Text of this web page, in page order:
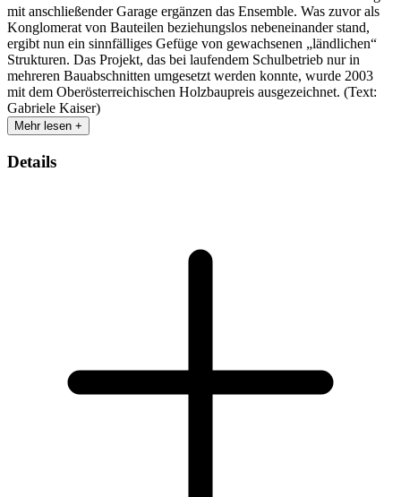
mit anschließender Garage ergänzen das Ensemble. Was zuvor als
Konglomerat von Bauteilen beziehungslos nebeneinander stand,
ergibt nun ein sinnfälliges Gefüge von gewachsenen „ländlichen“
Strukturen. Das Projekt, das bei laufendem Schulbetrieb nur in
mehreren Bauabschnitten umgesetzt werden konnte, wurde 2003
mit dem Oberösterreichischen Holzbaupreis ausgezeichnet. (Text:
Gabriele Kaiser)
Mehr lesen +
Details